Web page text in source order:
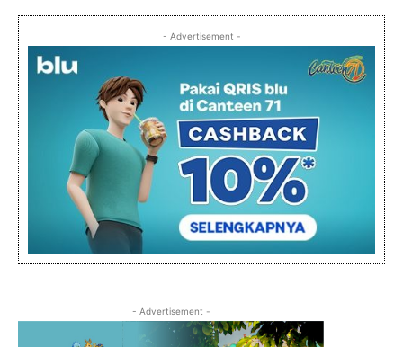
- Advertisement -
- Advertisement -